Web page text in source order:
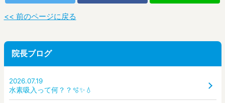
<< 前のページに戻る
院長ブログ
2026.07.19
水素吸入って何？？🫧✨💧